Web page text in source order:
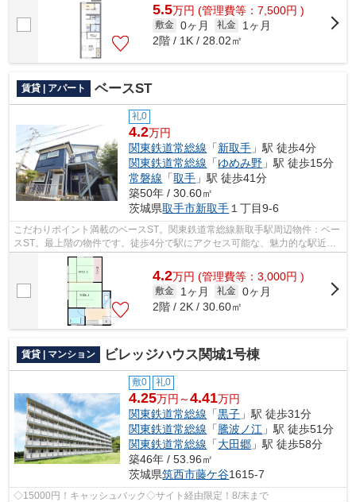
5.5万円 (管理費等：7,500円 )
敷金 0ヶ月 礼金
1ヶ月
2階 / 1K / 28.02㎡
賃貸 | アパート ベースST
礼0
4.2万円
関東鉄道常総線 「新取手 」駅 徒歩4分
関東鉄道常総線 「ゆめみ野 」駅 徒歩15分
常磐線 「取手 」駅 徒歩41分
築50年 / 30.60㎡
茨城県取手市新取手 １丁目9-6
こだわりポイント満載のベースST。関東鉄道常総線新取手駅周辺物件：ベー
スST。最上階の物件です。徒歩4分で駅にアクセス可能な、魅力的な駅近物
件です。アパートマンション館 取手店...
4.2万円 (管理費等：3,000円 )
敷金 1ヶ月 礼金 0ヶ月
2階 / 2K / 30.60㎡
賃貸 | マンション ビレッジハウス関城1号棟
敷0 礼0
4.25万円～4.41万円
関東鉄道常総線 「黒子 」駅 徒歩31分
関東鉄道常総線 「 騰波ノ江 」駅 徒歩51分
関東鉄道常総線 「大田郷 」駅 徒歩58分
築46年 / 53.96㎡
茨城県筑西市藤ケ谷1615-7
◇15000円！キャッシュバック◇サイト経由限定！8/末まで